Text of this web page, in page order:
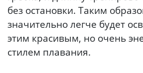
без остановки. Таким
значительно легче будет
этим красивым, но очень
стилем плавания.